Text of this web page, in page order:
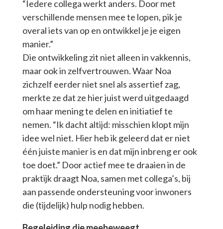
“Iedere collega werkt anders. Door met
verschillende mensen mee te lopen, pik je
overal iets van op en ontwikkel je je eigen
manier.”
Die ontwikkeling zit niet alleen in vakkennis,
maar ook in zelfvertrouwen. Waar Noa
zichzelf eerder niet snel als assertief zag,
merkte ze dat ze hier juist werd uitgedaagd
om haar mening te delen en initiatief te
nemen. “Ik dacht altijd: misschien klopt mijn
idee wel niet. Hier heb ik geleerd dat er niet
één juiste manier is en dat mijn inbreng er ook
toe doet.” Door actief mee te draaien in de
praktijk draagt Noa, samen met collega’s, bij
aan passende ondersteuning voor inwoners
die (tijdelijk) hulp nodig hebben.